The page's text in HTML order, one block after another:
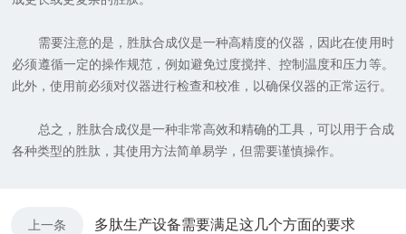
需要注意的是，胜肽合成仪是一种高精度的仪器，因此在使用时
必须遵循一定的操作规范，例如避免过度搅拌、控制温度和压力等。
此外，使用前必须对仪器进行检查和校准，以确保仪器的正常运行。
总之，胜肽合成仪是一种非常高效和精确的工具，可以用于合成
各种类型的胜肽，其使用方法简单易学，但需要谨慎操作。
上一条 多肽生产设备需要满足这几个方面的要求